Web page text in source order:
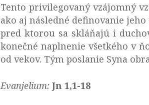
Tento privilegovaný vzájomný
ako aj následné definovanie
pred ktorou sa skláňajú i
konečné naplnenie všetkého v
od vekov. Tým poslanie Syna
Evanjelium: Jn 1,1-18